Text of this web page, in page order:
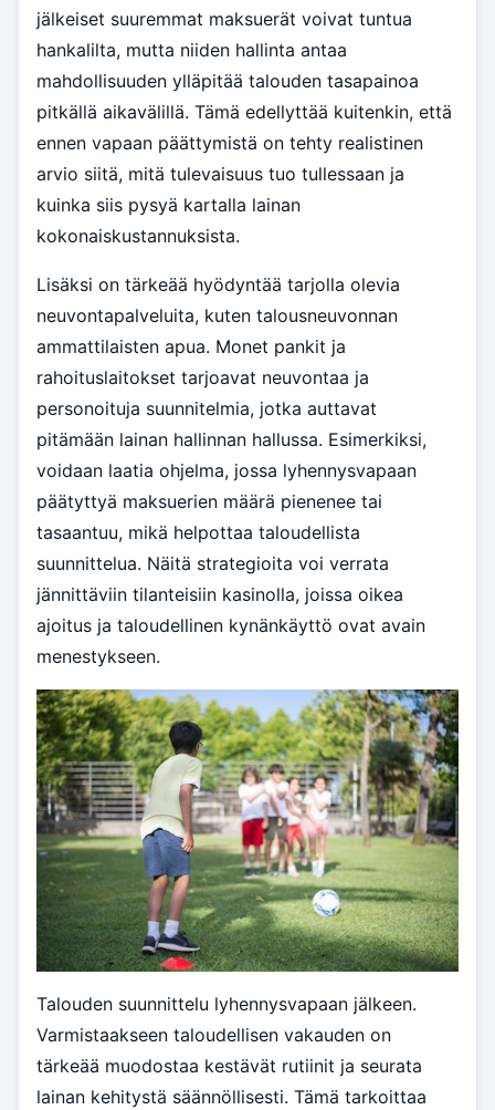
jälkeiset suuremmat maksuerät voivat tuntua
hankalilta, mutta niiden hallinta antaa
mahdollisuuden ylläpitää talouden tasapainoa
pitkällä aikavälillä. Tämä edellyttää kuitenkin, että
ennen vapaan päättymistä on tehty realistinen
arvio siitä, mitä tulevaisuus tuo tullessaan ja
kuinka siis pysyä kartalla lainan
kokonaiskustannuksista.
Lisäksi on tärkeää hyödyntää tarjolla olevia
neuvontapalveluita, kuten talousneuvonnan
ammattilaisten apua. Monet pankit ja
rahoituslaitokset tarjoavat neuvontaa ja
personoituja suunnitelmia, jotka auttavat
pitämään lainan hallinnan hallussa. Esimerkiksi,
voidaan laatia ohjelma, jossa lyhennysvapaan
päätyttyä maksuerien määrä pienenee tai
tasaantuu, mikä helpottaa taloudellista
suunnittelua. Näitä strategioita voi verrata
jännittäviin tilanteisiin kasinolla, joissa oikea
ajoitus ja taloudellinen kynänkäyttö ovat avain
menestykseen.
Talouden suunnittelu lyhennysvapaan jälkeen.
Varmistaakseen taloudellisen vakauden on
tärkeää muodostaa kestävät rutiinit ja seurata
lainan kehitystä säännöllisesti. Tämä tarkoittaa